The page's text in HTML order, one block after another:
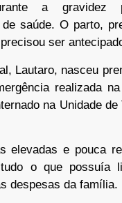
a
saúde. O parto,
ser
Lautaro, nasceu
realizada
na Unidade
elevadas e pouca
o que possuía
despesas da família.